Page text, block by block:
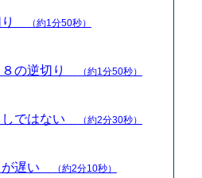
り （約1分50秒）
８の逆切り （約1分50秒）
しではない （約2分30秒）
が遅い （約2分10秒）